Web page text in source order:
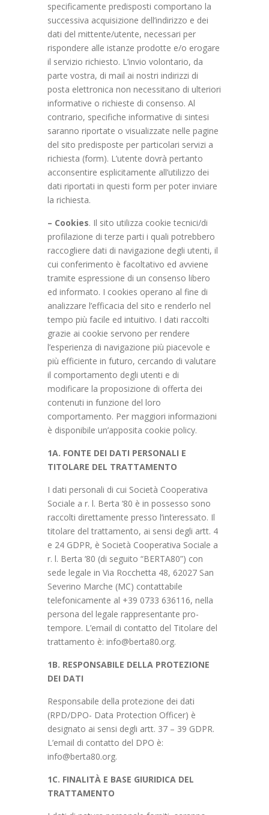
specificamente predisposti comportano la
successiva acquisizione dell’indirizzo e dei
dati del mittente/utente, necessari per
rispondere alle istanze prodotte e/o erogare
il servizio richiesto. L’invio volontario, da
parte vostra, di mail ai nostri indirizzi di
posta elettronica non necessitano di ulteriori
informative o richieste di consenso. Al
contrario, specifiche informative di sintesi
saranno riportate o visualizzate nelle pagine
del sito predisposte per particolari servizi a
richiesta (form). L’utente dovrà pertanto
acconsentire esplicitamente all’utilizzo dei
dati riportati in questi form per poter inviare
la richiesta.
– Cookies. Il sito utilizza cookie tecnici/di
profilazione di terze parti i quali potrebbero
raccogliere dati di navigazione degli utenti, il
cui conferimento è facoltativo ed avviene
tramite espressione di un consenso libero
ed informato. I cookies operano al fine di
analizzare l’efficacia del sito e renderlo nel
tempo più facile ed intuitivo. I dati raccolti
grazie ai cookie servono per rendere
l’esperienza di navigazione più piacevole e
più efficiente in futuro, cercando di valutare
il comportamento degli utenti e di
modificare la proposizione di offerta dei
contenuti in funzione del loro
comportamento. Per maggiori informazioni
è disponibile un’apposita cookie policy.
1A. FONTE DEI DATI PERSONALI E
TITOLARE DEL TRATTAMENTO
I dati personali di cui Società Cooperativa
Sociale a r. l. Berta ‘80 è in possesso sono
raccolti direttamente presso l’interessato. Il
titolare del trattamento, ai sensi degli artt. 4
e 24 GDPR, è Società Cooperativa Sociale a
r. l. Berta ‘80 (di seguito “BERTA80”) con
sede legale in Via Rocchetta 48, 62027 San
Severino Marche (MC) contattabile
telefonicamente al +39 0733 636116, nella
persona del legale rappresentante pro-
tempore. L’email di contatto del Titolare del
trattamento è: info@berta80.org.
1B. RESPONSABILE DELLA PROTEZIONE
DEI DATI
Responsabile della protezione dei dati
(RPD/DPO- Data Protection Officer) è
designato ai sensi degli artt. 37 – 39 GDPR.
L’email di contatto del DPO è:
info@berta80.org.
1C. FINALITÀ E BASE GIURIDICA DEL
TRATTAMENTO